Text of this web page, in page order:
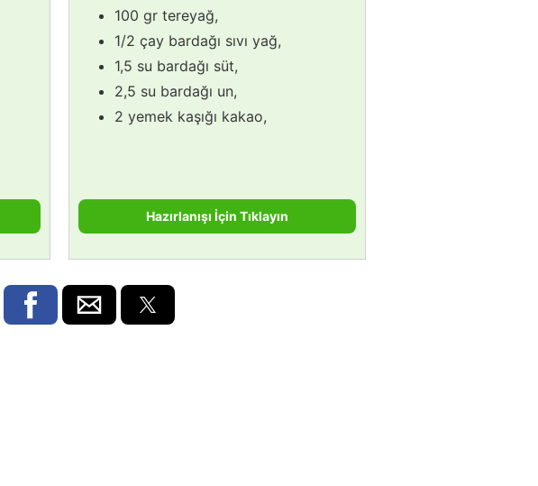
100 gr tereyağ,
1/2 çay bardağı sıvı yağ,
1,5 su bardağı süt,
2,5 su bardağı un,
2 yemek kaşığı kakao,
Hazırlanışı İçin Tıklayın